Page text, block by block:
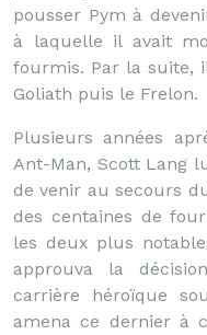
pousser Pym à
à laquelle il avait
fourmis. Par la suite,
Goliath puis le Frelon.
Plusieurs années
Ant-Man, Scott Lang
de venir au secours
des centaines de
les deux plus
approuva la
carrière héroïque
amena ce dernier à